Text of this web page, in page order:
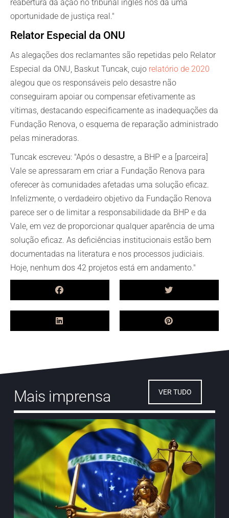
reabertura da ação no tribunal inglês nos dá uma
oportunidade de justiça real."
Relator Especial da ONU
As alegações dos reclamantes são repetidas pelo Relator
Especial da ONU, Baskut Tuncak, cujo relatório de 2020
alegou que os responsáveis pelo desastre não
conseguiram apoiar ou compensar efetivamente as
vítimas, destacando especificamente as inadequações da
Fundação Renova, o esquema de reparação administrado
pelas mineradoras.
Tuncak escreveu: "Após o desastre, a BHP e a [parceira]
Vale se apressaram em criar a Fundação Renova para
oferecer às comunidades afetadas uma solução eficaz.
Infelizmente, o verdadeiro objetivo da Fundação Renova
parece ser o de limitar a responsabilidade da BHP e da
Vale, em vez de proporcionar qualquer aparência de uma
solução eficaz. As deficiências institucionais estão bem
documentadas na literatura e nos processos judiciais.
Hoje, nenhum dos 42 projetos está em andamento."
Mais imprensa VER TUDO